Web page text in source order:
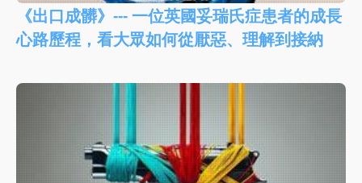
《出口成髒》--- 一位英國妥瑞氏症患者的成長
心路歷程，看大眾如何從厭惡、理解到接納